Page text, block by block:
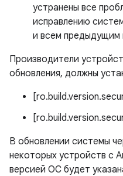
устранены все
исправлению
и всем предыдущим
Производители
обновления, должны
В обновлении системы
некоторых устройств с
версией ОС будет